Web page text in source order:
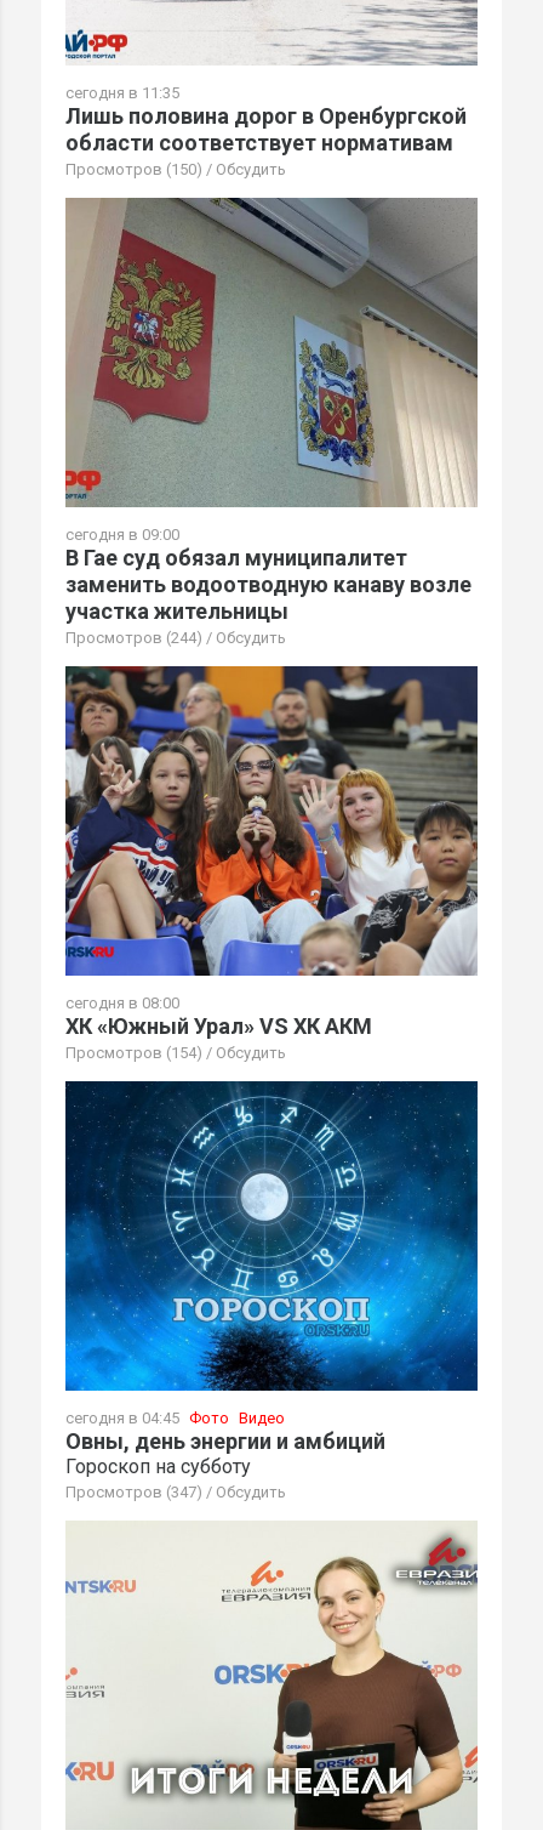
сегодня в 11:35
Лишь половина дорог в Оренбургской
области соответствует нормативам
Просмотров (150) / Обсудить
сегодня в 09:00
В Гае суд обязал муниципалитет
заменить водоотводную канаву возле
участка жительницы
Просмотров (244) / Обсудить
сегодня в 08:00
ХК «Южный Урал» VS ХК АКМ
Просмотров (154) / Обсудить
сегодня в 04:45 Фото Видео
Овны, день энергии и амбиций
Гороскоп на субботу
Просмотров (347) / Обсудить